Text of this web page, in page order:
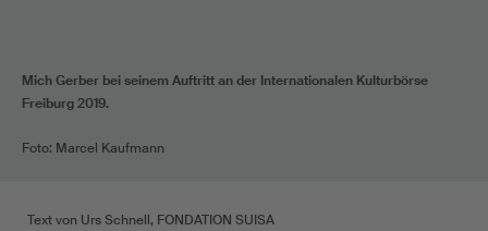
Mich Gerber bei seinem Auftritt an der Internationalen Kulturbörse
Freiburg 2019.
Foto: Marcel Kaufmann
Text von Urs Schnell, FONDATION SUISA